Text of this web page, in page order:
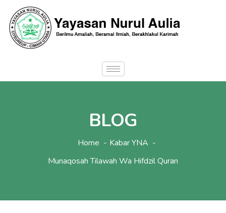
BLOG
Home
Kabar YNA
Munaqosah Tilawah Wa Hifdzil Quran